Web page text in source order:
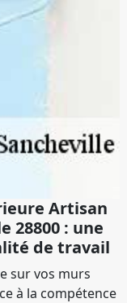
Artisan
28800 : une
de travail
sur vos murs
à la compétence